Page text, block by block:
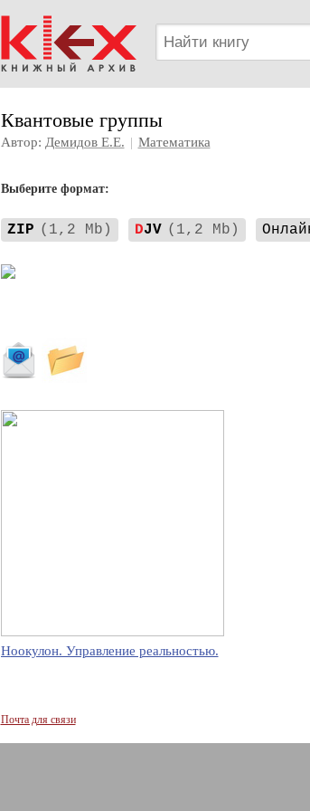
Квантовые группы
Автор: Демидов Е.Е. | Математика
Выберите формат:
ZIP (1,2 Mb) DJV (1,2 Mb)
Ноокулон. Управление реальностью.
Почта для связи